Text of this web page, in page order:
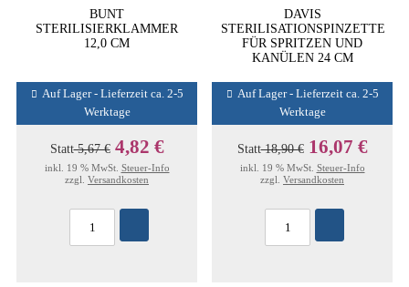
BUNT
STERILISIERKLAMMER
12,0 CM
Auf Lager - Lieferzeit ca. 2-5
Werktage
Statt5,67 € 4,82 €
inkl. 19 % MwSt. Steuer-Info
zzgl. Versandkosten
DAVIS
STERILISATIONSPINZETTE
FÜR SPRITZEN UND
KANÜLEN 24 CM
Auf Lager - Lieferzeit ca. 2-5
Werktage
Statt18,90 € 16,07 €
inkl. 19 % MwSt. Steuer-Info
zzgl. Versandkosten